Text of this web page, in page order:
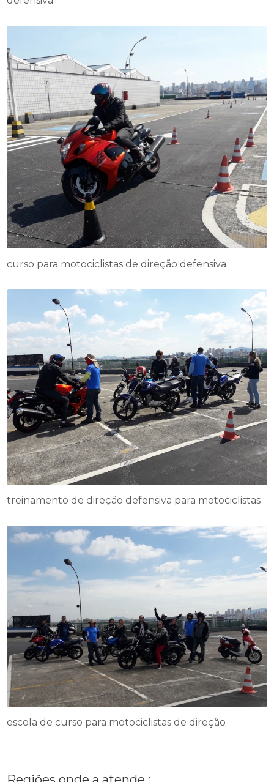
curso para motociclistas de direção defensiva
treinamento de direção defensiva para motociclistas
escola de curso para motociclistas de direção